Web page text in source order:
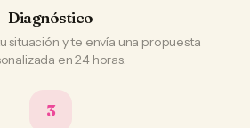
Diagnóstico
situación y te envía una propuesta
en 24 horas.
3